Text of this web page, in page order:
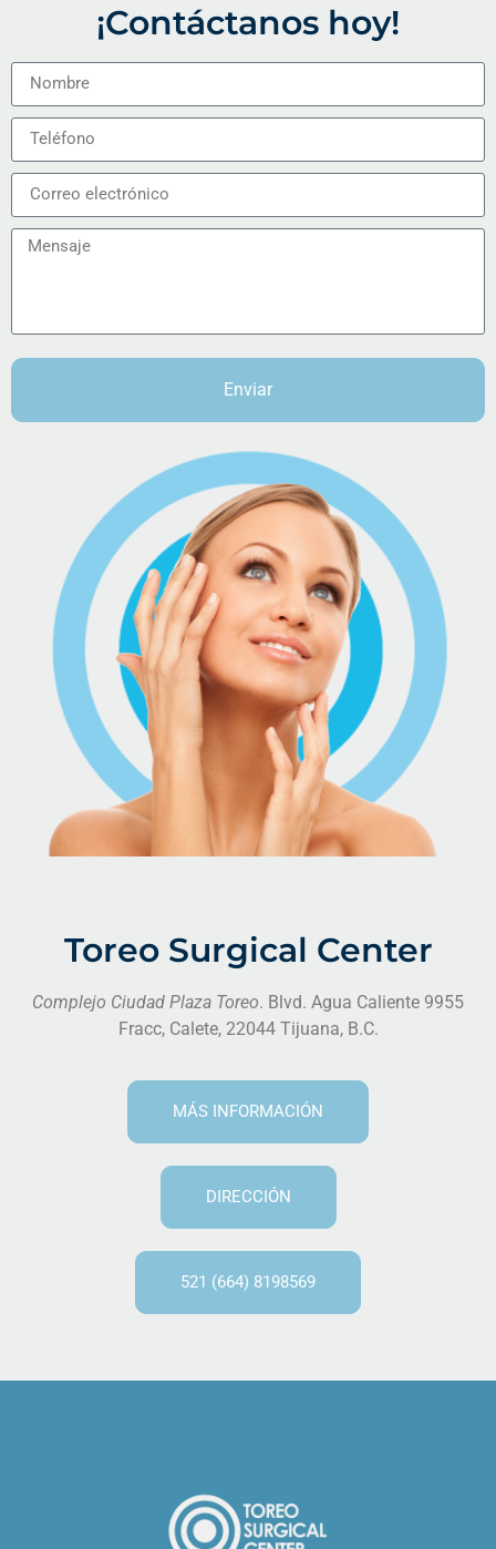
¡Contáctanos hoy!
Enviar
Toreo Surgical Center
Complejo Ciudad Plaza Toreo. Blvd. Agua Caliente 9955
Fracc, Calete, 22044 Tijuana, B.C.
MÁS INFORMACIÓN
DIRECCIÓN
521 (664) 8198569